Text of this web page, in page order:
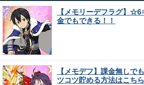
【メモリーデフラグ】
金でもできる！！
【メモデフ】課金無しで
ツコツ貯める方法はこち